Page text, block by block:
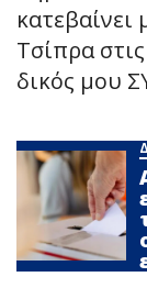
Τσίπρα
δικός μου